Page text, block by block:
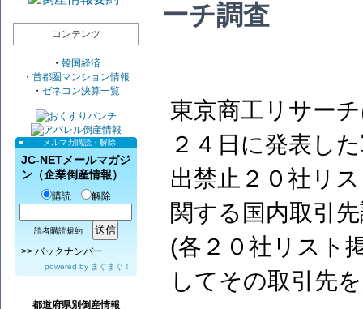
コンテンツ
・ 韓国経済
・ 首都圏マンション情報
・ ゼネコン決算一覧
メルマガ購読・解除
JC-NETメールマガジ
ン（企業倒産情報）
購読 解除
読者購読規約
>> バックナンバー
powered by まぐまぐ！
都道府県別倒産情報
ーチ調査
東京商工リサー
２４日に発表し
出禁止２０社リ
関する国内取引
(各２０社リスト
してその取引先